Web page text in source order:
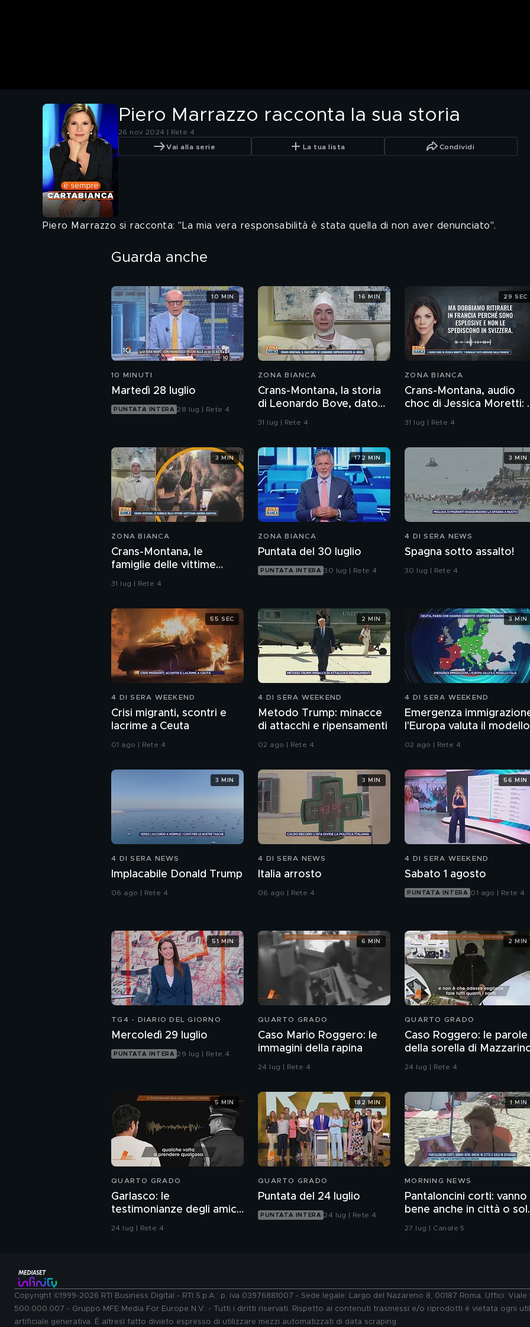
Piero Marrazzo racconta la sua storia
26 nov 2024 | Rete 4
Vai alla serie La tua lista Condividi
Piero Marrazzo si racconta: "La mia vera responsabilità è stata quella di non aver denunciato".
Guarda anche
10 MINUTI
Martedì 28 luglio
PUNTATA INTERA 28 lug | Rete 4
10 MIN
ZONA BIANCA
Crans-Montana, la storia
di Leonardo Bove, dato
per disperso nel rogo
31 lug | Rete 4
16 MIN
ZONA BIANCA
Crans-Montana, audio
choc di Jessica Moretti:
bengala? Fatti arrivare
31 lug | Rete 4
29 SEC
ZONA BIANCA
Crans-Montana, le
famiglie delle vittime
aspettano ancora
31 lug | Rete 4
3 MIN
ZONA BIANCA
Puntata del 30 luglio
PUNTATA INTERA 30 lug | Rete 4
172 MIN
4 DI SERA NEWS
Spagna sotto assalto!
30 lug | Rete 4
3 MIN
4 DI SERA WEEKEND
Crisi migranti, scontri e
lacrime a Ceuta
01 ago | Rete 4
55 SEC
4 DI SERA WEEKEND
Metodo Trump: minacce
di attacchi e ripensamenti
02 ago | Rete 4
2 MIN
4 DI SERA WEEKEND
Emergenza
l'Europa valuta il modello
02 ago | Rete 4
3 MIN
4 DI SERA NEWS
Implacabile Donald Trump
06 ago | Rete 4
3 MIN
4 DI SERA NEWS
Italia arrosto
06 ago | Rete 4
3 MIN
4 DI SERA WEEKEND
Sabato 1 agosto
PUNTATA INTERA 01 ago | Rete 4
56 MIN
TG4 - DIARIO DEL GIORNO
Mercoledì 29 luglio
PUNTATA INTERA 29 lug | Rete 4
51 MIN
QUARTO GRADO
Caso Mario Roggero: le
immagini della rapina
24 lug | Rete 4
6 MIN
QUARTO GRADO
Caso Roggero: le parole
della sorella di
24 lug | Rete 4
2 MIN
QUARTO GRADO
Garlasco: le
testimonianze degli amici
di Marco Poggi
24 lug | Rete 4
5 MIN
QUARTO GRADO
Puntata del 24 luglio
PUNTATA INTERA 24 lug | Rete 4
182 MIN
MORNING NEWS
Pantaloncini corti: vanno
bene anche in città o
in spiaggia?
27 lug | Canale 5
1 MIN
Copyright ©1999-2026 RTI Business Digital - RTI S.p.A.: p. iva 03976881007 - Sede legale: Largo del Nazareno 8, 00187 Roma. Uffici:
500.000.007 - Gruppo MFE Media For Europe N.V. - Tutti i diritti riservati. Rispetto ai contenuti trasmessi e/o riprodotti è vietata ogni
artificiale generativa. È altresì fatto divieto espresso di utilizzare mezzi automatizzati di data scraping.